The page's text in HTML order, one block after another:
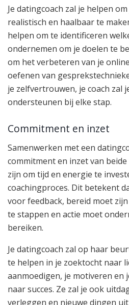
Je datingcoach zal je helpen
realistisch en haalbaar te
helpen om te identificeren
ondernemen om je doelen te
om het verbeteren van je
oefenen van
je zelfvertrouwen, je coach zal
ondersteunen bij elke stap.
Commitment en inzet
Samenwerken met een
commitment en inzet van
zijn om tijd en energie te
coachingproces. Dit betekent
voor feedback, bereid moet
te stappen en actie moet
bereiken.
Je datingcoach zal op haar
te helpen in je zoektocht naar
aanmoedigen, je motiveren en
naar succes. Ze zal je ook
verleggen en nieuwe dingen